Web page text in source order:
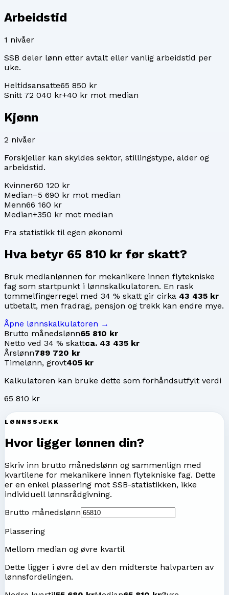
Arbeidstid
1 nivåer
SSB deler lønn etter avtalt eller vanlig arbeidstid per
uke.
Heltidsansatte65 850 kr
Snitt 72 040 kr+40 kr mot median
Kjønn
2 nivåer
Forskjeller kan skyldes sektor, stillingstype, alder og
arbeidstid.
Kvinner60 120 kr
Median−5 690 kr mot median
Menn66 160 kr
Median+350 kr mot median
Fra statistikk til egen økonomi
Hva betyr 65 810 kr før skatt?
Bruk medianlønnen for mekanikere innen flytekniske
fag som startpunkt i lønnskalkulatoren. En rask
tommelfingerregel med 34 % skatt gir cirka 43 435 kr
utbetalt, men fradrag, pensjon og trekk kan endre mye.
Åpne lønnskalkulatoren →
Brutto månedslønn65 810 kr
Netto ved 34 % skattca. 43 435 kr
Årslønn789 720 kr
Timelønn, grovt405 kr
Kalkulatoren kan bruke dette som forhåndsutfylt verdi
65 810 kr
LØNNSSJEKK
Hvor ligger lønnen din?
Skriv inn brutto månedslønn og sammenlign med
kvartilene for mekanikere innen flytekniske fag. Dette
er en enkel plassering mot SSB-statistikken, ikke
individuell lønnsrådgivning.
Brutto månedslønn
Plassering
Mellom median og øvre kvartil
Dette ligger i øvre del av den midterste halvparten av
lønnsfordelingen.